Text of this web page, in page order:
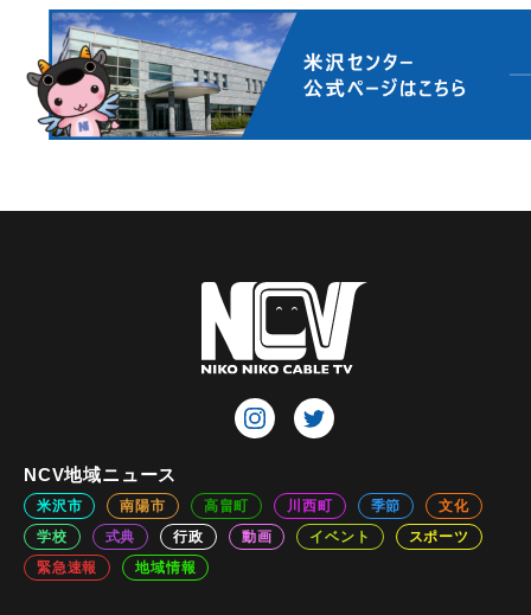
NCV地域ニュース
米沢市 南陽市 高畠町 川西町 季節
文化
学校
式典 行政 動画 イベント
スポーツ
緊急速報
地域情報